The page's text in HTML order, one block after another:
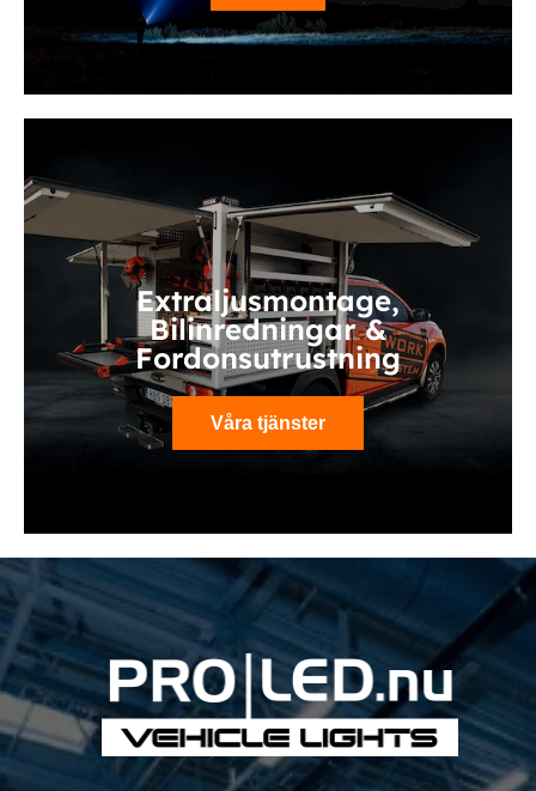
Extraljusmontage,
Bilinredningar &
Fordonsutrustning
Våra tjänster